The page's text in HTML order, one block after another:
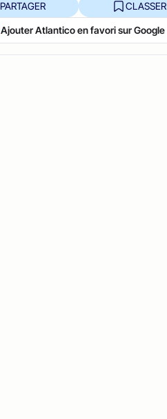
PARTAGER CLASSER
Ajouter Atlantico en favori sur Google